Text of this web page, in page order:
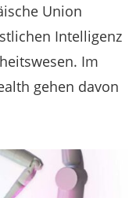
Union
Intelligenz
Im
gehen davon